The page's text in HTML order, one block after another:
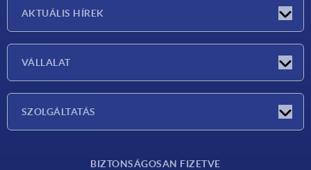
AKTUÁLIS HÍREK
VÁLLALAT
SZOLGÁLTATÁS
BIZTONSÁGOSAN FIZETVE